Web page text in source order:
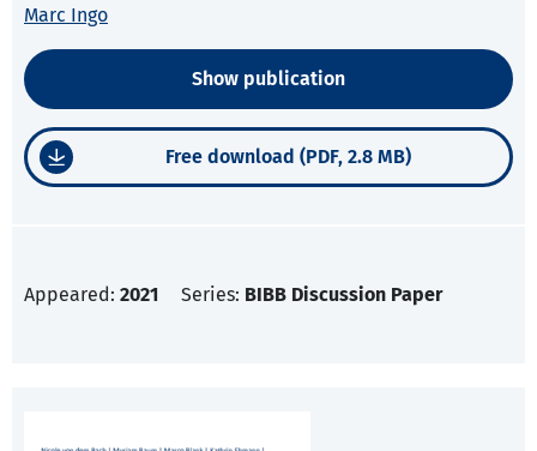
Marc Ingo
Show publication
Free download (PDF, 2.8 MB)
Appeared: 2021 Series: BIBB Discussion Paper